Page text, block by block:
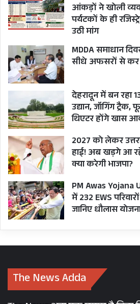
महोदय, माननीय पूर्व अध्यक्ष
कुंजवाल का अखबारों में
उन्होंने योग्यता के अनुसार
को विधानसभा में नियुक्ति
स्पष्ट है कि विधानसभा में
प्रक्रिया की अवहेलना
से नियुक्ति दी गयी है. अगर
माननीय पूर्व अध्यक्ष श्री
करते कि उनके बेटे और बहू
परीक्षा उत्तीर्ण कर नियुक्ति
दो माननीय पूर्व अध्यक्षों के
है कि विधानसभा में मनमाने
तरीके से नियुक्तियाँ की
बयान दे चुके हैं. अतः आपसे
विधानसभा में राज्य गठन
आंकड़ों ने खोली
पर्यटकों के ही
उठी मांग
MDDA समाधान
सीधे अफसरों से
देहरादून में बन रहा
उद्यान, जॉगिंग
थिएटर होंगे खास
2027 को लेकर
हाई! अब खड़गे आ
क्या करेगी भाजपा?
PM Awas
में 232 EWS
जानिए धौलास
The News Adda